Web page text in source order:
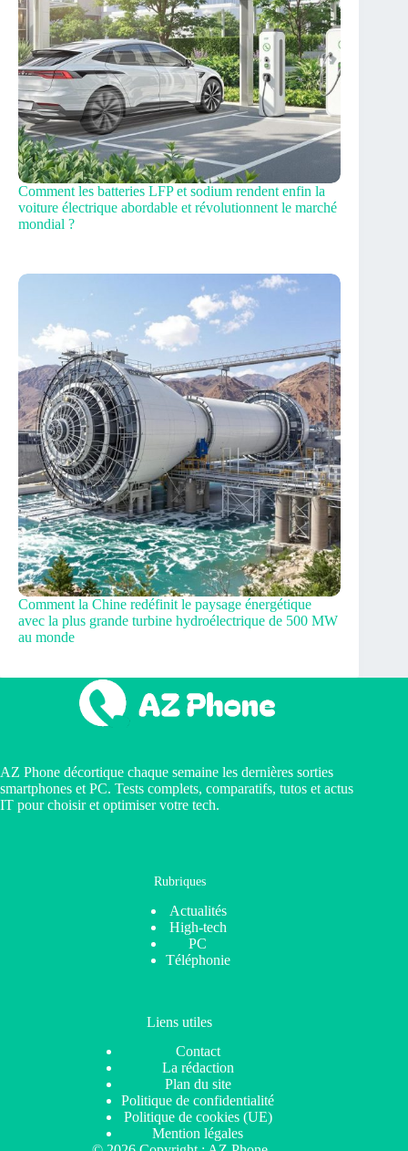
Comment les batteries LFP et sodium rendent enfin la
voiture électrique abordable et révolutionnent le marché
mondial ?
Comment la Chine redéfinit le paysage énergétique
avec la plus grande turbine hydroélectrique de 500 MW
au monde
AZ Phone décortique chaque semaine les dernières sorties
smartphones et PC. Tests complets, comparatifs, tutos et actus
IT pour choisir et optimiser votre tech.
Rubriques
Actualités
High-tech
PC
Téléphonie
Liens utiles
Contact
La rédaction
Plan du site
Politique de confidentialité
Politique de cookies (UE)
Mention légales